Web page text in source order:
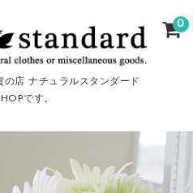
の店 ナチュラルスタンダード
です。
0